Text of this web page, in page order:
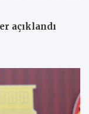
açıklandı